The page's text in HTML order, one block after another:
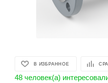
В ИЗБРАННОЕ
48 человек(а)